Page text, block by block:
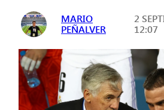
MARIO
PEÑALVER
2
12:07